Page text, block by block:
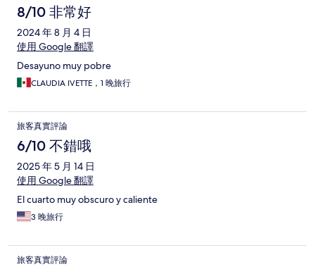
8/10 非常好
2024 年 8 月 4 日
使用 Google 翻譯
Desayuno muy pobre
CLAUDIA IVETTE，1 晚旅行
旅客真實評論
6/10 不錯哦
2025 年 5 月 14 日
使用 Google 翻譯
El cuarto muy obscuro y caliente
3 晚旅行
旅客真實評論